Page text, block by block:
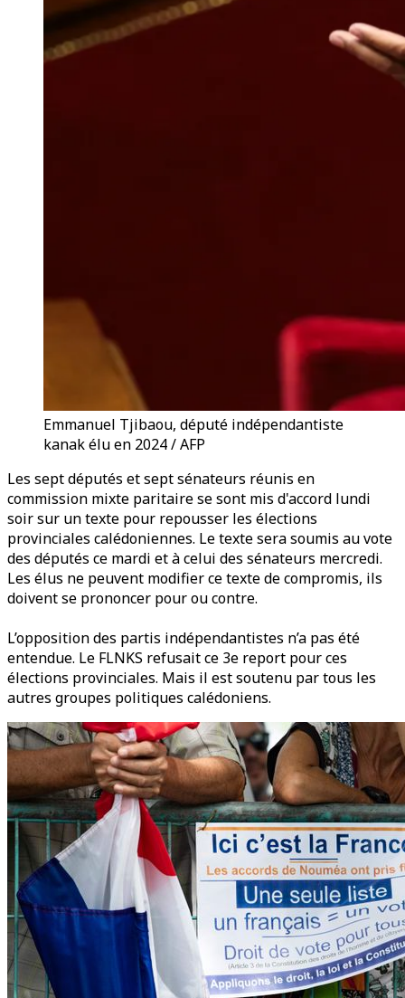
Emmanuel Tjibaou, député indépendantiste
kanak élu en 2024 / AFP
Les sept députés et sept sénateurs réunis en
commission mixte paritaire se sont mis d'accord lundi
soir sur un texte pour repousser les élections
provinciales calédoniennes. Le texte sera soumis au vote
des députés ce mardi et à celui des sénateurs mercredi.
Les élus ne peuvent modifier ce texte de compromis, ils
doivent se prononcer pour ou contre.
L’opposition des partis indépendantistes n’a pas été
entendue. Le FLNKS refusait ce 3e report pour ces
élections provinciales. Mais il est soutenu par tous les
autres groupes politiques calédoniens.